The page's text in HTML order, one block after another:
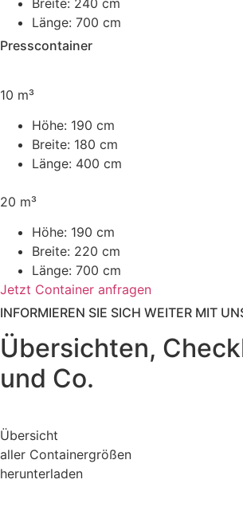
Länge: 700 cm
Presscontainer
10 m³
Höhe: 190 cm
Breite: 180 cm
Länge: 400 cm
20 m³
Höhe: 190 cm
Breite: 220 cm
Länge: 700 cm
Jetzt Container anfragen
INFORMIEREN SIE SICH WEITER MIT
Übersichten,
und Co.
Übersicht
aller Containergrößen
herunterladen